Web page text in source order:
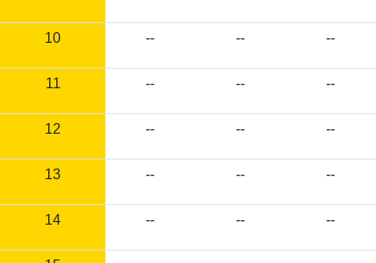
10 -- -- --
11 -- -- --
12 -- -- --
13 -- -- --
14 -- -- --